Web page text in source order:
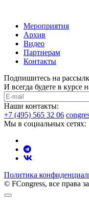
Мероприятия
Архив
Видео
Партнерам
Контакты
Подпишитесь на
И всегда будете в курсе
Наши контакты:
+7 (495) 565 32 06
Мы в социальных сетях:
Политика
© FCongress, все права